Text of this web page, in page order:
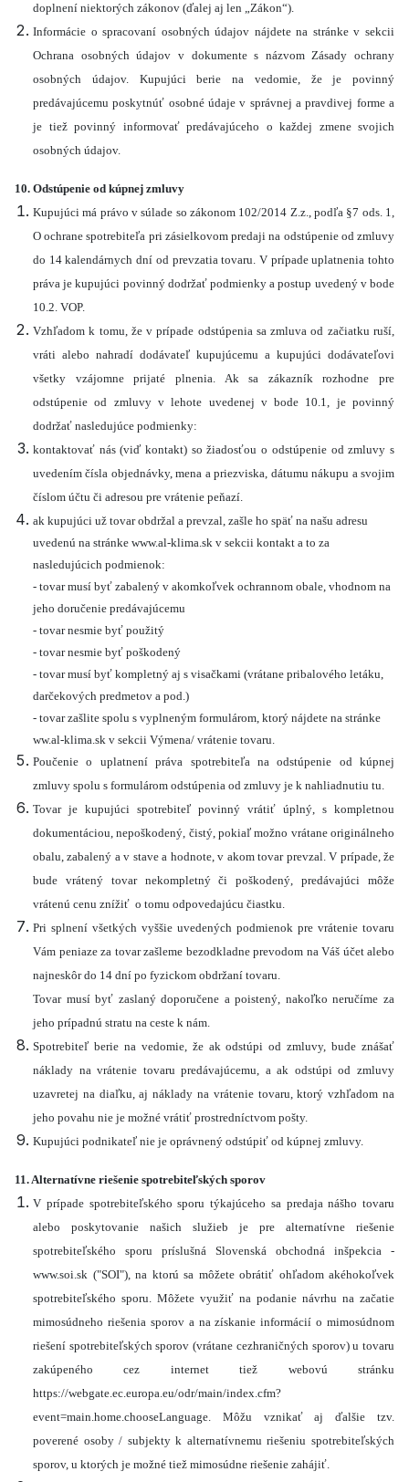
doplnení niektorých zákonov (ďalej aj len „Zákon“).
Informácie o spracovaní osobných údajov nájdete na stránke v sekcii
Ochrana osobných údajov v dokumente s názvom Zásady ochrany
osobných údajov. Kupujúci berie na vedomie, že je povinný
predávajúcemu poskytnúť osobné údaje v správnej a pravdivej forme a
je tiež povinný informovať predávajúceho o každej zmene svojich
osobných údajov.
10. Odstúpenie od kúpnej zmluvy
Kupujúci má právo v súlade so zákonom 102/2014 Z.z., podľa §7 ods. 1,
O ochrane spotrebiteľa pri zásielkovom predaji na odstúpenie od zmluvy
do 14 kalendárnych dní od prevzatia tovaru. V prípade uplatnenia tohto
práva je kupujúci povinný dodržať podmienky a postup uvedený v bode
10.2. VOP.
Vzhľadom k tomu, že v prípade odstúpenia sa zmluva od začiatku ruší,
vráti alebo nahradí dodávateľ kupujúcemu a kupujúci dodávateľovi
všetky vzájomne prijaté plnenia. Ak sa zákazník rozhodne pre
odstúpenie od zmluvy v lehote uvedenej v bode 10.1, je povinný
dodržať nasledujúce podmienky:
kontaktovať nás (viď kontakt) so žiadosťou o odstúpenie od zmluvy s
uvedením čísla objednávky, mena a priezviska, dátumu nákupu a svojim
číslom účtu či adresou pre vrátenie peňazí.
ak kupujúci už tovar obdržal a prevzal, zašle ho späť na našu adresu
uvedenú na stránke www.al-klima.sk v sekcii kontakt a to za
nasledujúcich podmienok:
- tovar musí byť zabalený v akomkoľvek ochrannom obale, vhodnom na
jeho doručenie predávajúcemu
- tovar nesmie byť použitý
- tovar nesmie byť poškodený
- tovar musí byť kompletný aj s visačkami (vrátane pribalového letáku,
darčekových predmetov a pod.)
- tovar zašlite spolu s vyplneným formulárom, ktorý nájdete na stránke
ww.al-klima.sk v sekcii Výmena/ vrátenie tovaru.
Poučenie o uplatnení práva spotrebiteľa na odstúpenie od kúpnej
zmluvy spolu s formulárom odstúpenia od zmluvy je k nahliadnutiu tu.
Tovar je kupujúci spotrebiteľ povinný vrátiť úplný, s kompletnou
dokumentáciou, nepoškodený, čistý, pokiaľ možno vrátane originálneho
obalu, zabalený a v stave a hodnote, v akom tovar prevzal. V prípade, že
bude vrátený tovar nekompletný či poškodený, predávajúci môže
vrátenú cenu znížiť o tomu odpovedajúcu čiastku.
Pri splnení všetkých vyššie uvedených podmienok pre vrátenie tovaru
Vám peniaze za tovar zašleme bezodkladne prevodom na Váš účet alebo
najneskôr do 14 dní po fyzickom obdržaní tovaru.
Tovar musí byť zaslaný doporučene a poistený, nakoľko neručíme za
jeho prípadnú stratu na ceste k nám.
Spotrebiteľ berie na vedomie, že ak odstúpi od zmluvy, bude znášať
náklady na vrátenie tovaru predávajúcemu, a ak odstúpi od zmluvy
uzavretej na diaľku, aj náklady na vrátenie tovaru, ktorý vzhľadom na
jeho povahu nie je možné vrátiť prostredníctvom pošty.
Kupujúci podnikateľ nie je oprávnený odstúpiť od kúpnej zmluvy.
11. Alternatívne riešenie spotrebiteľských sporov
V prípade spotrebiteľského sporu týkajúceho sa predaja nášho tovaru
alebo poskytovanie našich služieb je pre alternatívne riešenie
spotrebiteľského sporu príslušná Slovenská obchodná inšpekcia -
www.soi.sk ("SOI"), na ktorú sa môžete obrátiť ohľadom akéhokoľvek
spotrebiteľského sporu. Môžete využiť na podanie návrhu na začatie
mimosúdneho riešenia sporov a na získanie informácií o mimosúdnom
riešení spotrebiteľských sporov (vrátane cezhraničných sporov) u tovaru
zakúpeného cez internet tiež webovú stránku
https://webgate.ec.europa.eu/odr/main/index.cfm?
event=main.home.chooseLanguage. Môžu vznikať aj ďalšie tzv.
poverené osoby / subjekty k alternatívnemu riešeniu spotrebiteľských
sporov, u ktorých je možné tiež mimosúdne riešenie zahájiť.